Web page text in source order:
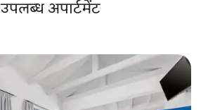
उपलब्ध अपार्टमेंट